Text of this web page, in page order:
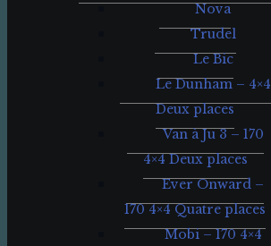
Nova
Trudel
Le Bic
Le Dunham – 4×4
Deux places
Van à Ju 3 – 170
4×4 Deux places
Ever Onward –
170 4×4 Quatre places
Mobi – 170 4×4